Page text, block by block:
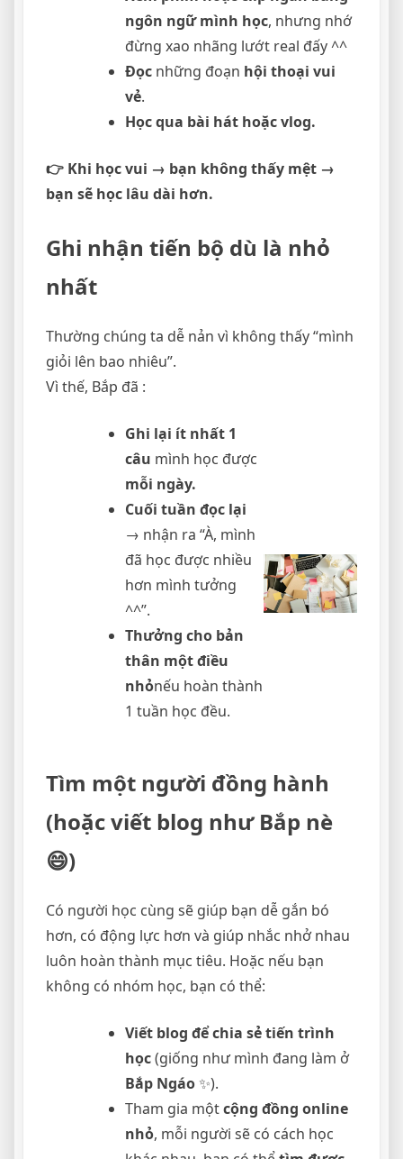
ngôn ngữ mình học, nhưng nhớ
đừng xao nhãng lướt real đấy ^^
Đọc những đoạn hội thoại vui
vẻ.
Học qua bài hát hoặc vlog.
👉 Khi học vui → bạn không thấy mệt →
bạn sẽ học lâu dài hơn.
Ghi nhận tiến bộ dù là nhỏ
nhất
Thường chúng ta dễ nản vì không thấy “mình
giỏi lên bao nhiêu”.
Vì thế, Bắp đã :
Ghi lại ít nhất 1
câu mình học được
mỗi ngày.
Cuối tuần đọc lại
→ nhận ra “À, mình
đã học được nhiều
hơn mình tưởng
^^”.
Thưởng cho bản
thân một điều
nhỏnếu hoàn thành
1 tuần học đều.
Tìm một người đồng hành
(hoặc viết blog như Bắp nè
😄)
Có người học cùng sẽ giúp bạn dễ gắn bó
hơn, có động lực hơn và giúp nhắc nhở nhau
luôn hoàn thành mục tiêu. Hoặc nếu bạn
không có nhóm học, bạn có thể:
Viết blog để chia sẻ tiến trình
học(giống như mình đang làm ở
Bắp Ngáo✨).
Tham gia mộtcộng đồng online
nhỏ, mỗi người sẽ có cách học